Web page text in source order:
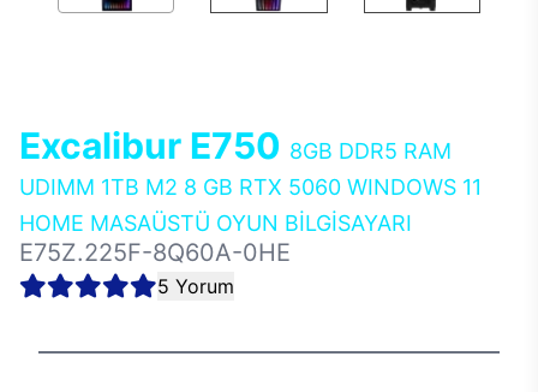
Excalibur E750 8GB DDR5 RAM
UDIMM 1TB M2 8 GB RTX 5060 WINDOWS 11
HOME MASAÜSTÜ OYUN BİLGİSAYARI
E75Z.225F-8Q60A-0HE
5 Yorum